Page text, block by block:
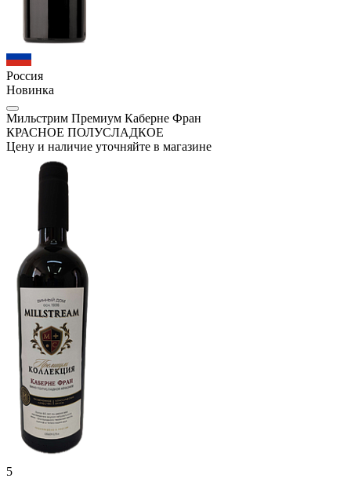
Россия
Новинка
Мильстрим Премиум Каберне Фран
КРАСНОЕ ПОЛУСЛАДКОЕ
Цену и наличие уточняйте в магазине
5